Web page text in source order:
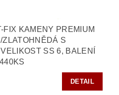
KAMENY PREMIUM
ZLATOHNĚDÁ S
SS 6, BALENÍ
DETAIL